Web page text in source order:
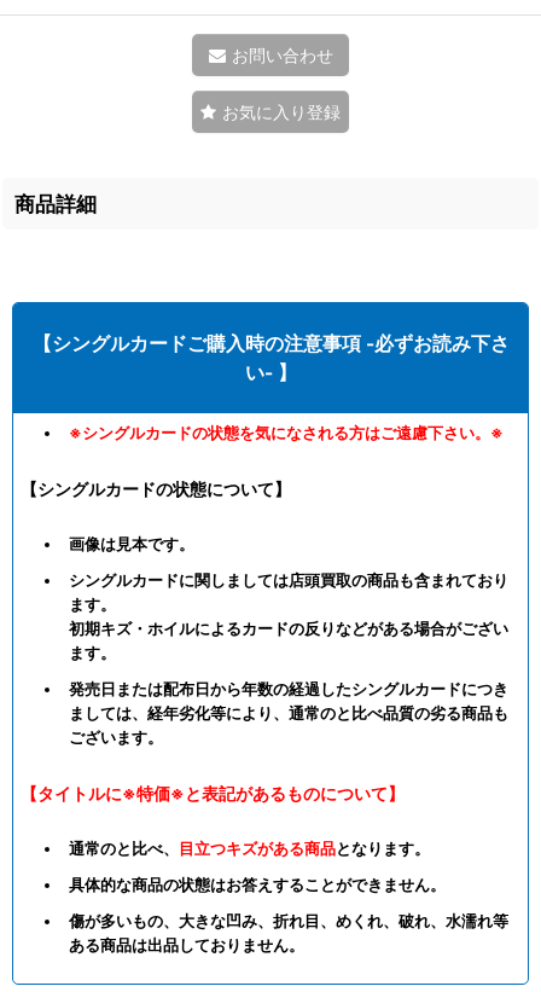
お問い合わせ
お気に入り登録
商品詳細
【シングルカードご購入時の注意事項 -必ずお読み下さ
い- 】
※シングルカードの状態を気になされる方はご遠慮下さい。※
【シングルカードの状態について】
画像は見本です。
シングルカードに関しましては店頭買取の商品も含まれており
ます。
初期キズ・ホイルによるカードの反りなどがある場合がござい
ます。
発売日または配布日から年数の経過したシングルカードにつき
ましては、経年劣化等により、通常のと比べ品質の劣る商品も
ございます。
【タイトルに※特価※と表記があるものについて】
通常のと比べ、 目立つキズがある商品となります。
具体的な商品の状態はお答えすることができません。
傷が多いもの、大きな凹み、折れ目、めくれ、破れ、水濡れ等
ある商品は出品しておりません。